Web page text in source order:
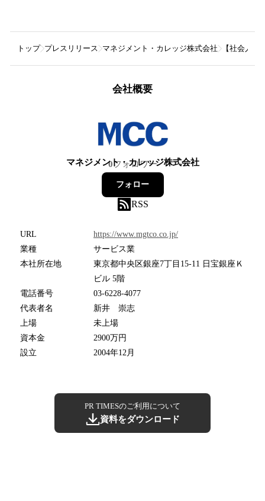
トップ プレスリリース マネジメント・カレッジ株式会社 【社会人
会社概要
マネジメント・カレッジ株式会社
0フォロワー
フォロー
RSS
URL
https://www.mgtco.co.jp/
業種
サービス業
本社所在地
東京都中央区銀座7丁目15-11 日宝銀座Ｋ
ビル 5階
電話番号
03-6228-4077
代表者名
新井 崇志
上場
未上場
資本金
2900万円
設立
2004年12月
PR TIMESのご利用について
資料をダウンロード